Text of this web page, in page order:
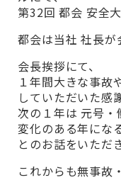
第32回 都会 安全
都会は当社 社長が
会長挨拶にて、
１年間大きな事故
していただいた感
次の１年は 元号
変化のある年にな
とのお話をいただ
これからも無事故